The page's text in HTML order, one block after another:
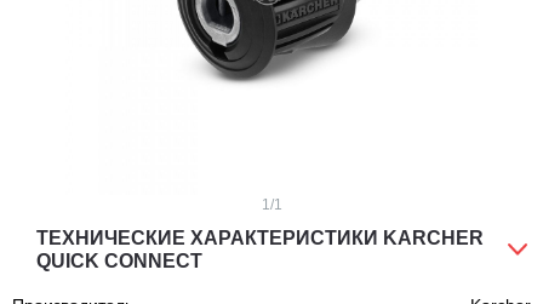
1 /1
ТЕХНИЧЕСКИЕ ХАРАКТЕРИСТИКИ KARCHER
QUICK CONNECT